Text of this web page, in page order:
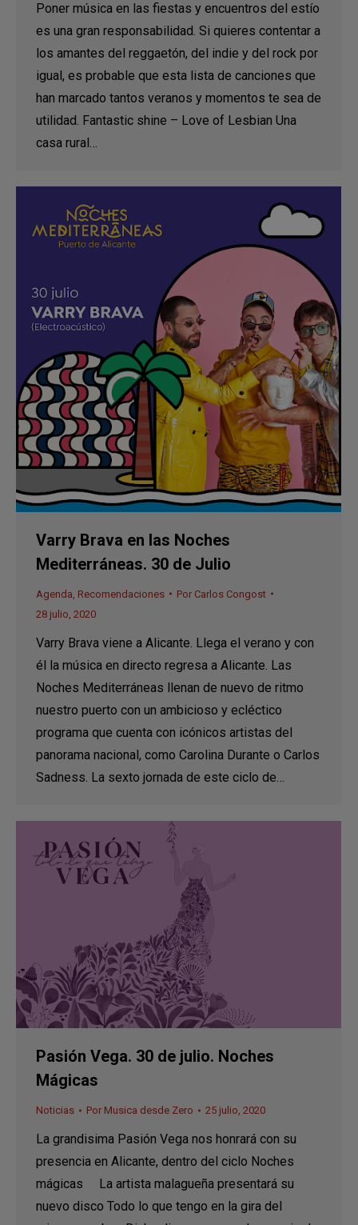
Poner música en las fiestas y encuentros del estío
es una gran responsabilidad. Si quieres contentar a
los amantes del reggaetón, del indie y del rock por
igual, es probable que esta lista de canciones que
han marcado tantos veranos y momentos te sea de
utilidad. Fantastic shine – Love of Lesbian Una
casa rural…
Varry Brava en las Noches
Mediterráneas. 30 de Julio
Agenda Recomendaciones Por Carlos Congost
28 julio, 2020
Varry Brava viene a Alicante. Llega el verano y con
él la música en directo regresa a Alicante. Las
Noches Mediterráneas llenan de nuevo de ritmo
nuestro puerto con un ambicioso y ecléctico
programa que cuenta con icónicos artistas del
panorama nacional, como Carolina Durante o Carlos
Sadness. La sexto jornada de este ciclo de…
Pasión Vega. 30 de julio. Noches
Mágicas
Noticias Por Musica desde Zero 25 julio, 2020
La grandisima Pasión Vega nos honrará con su
presencia en Alicante, dentro del ciclo Noches
mágicas La artista malagueña presentará su
nuevo disco Todo lo que tengo en la gira del